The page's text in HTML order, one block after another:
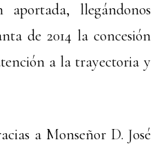
llegándonos
de 2014 la concesión
a la trayectoria y
a Monseñor D. José